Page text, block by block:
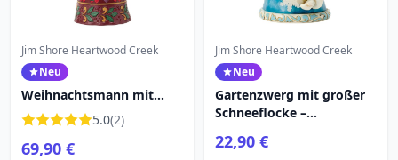
Jim Shore Heartwood Creek
Neu
Weihnachtsmann mit
Weihnachtssternfigur -
Heartwood Creek
5.0(2)
69,90 €
Jim Shore Heartwood Creek
Neu
Gartenzwerg mit großer
Schneeflocke –
22,90 €